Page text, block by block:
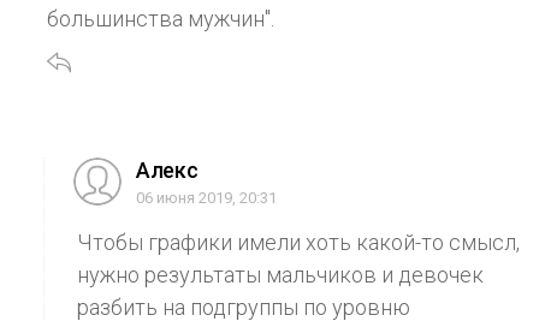
большинства мужчин".
Aлекс
06 июня 2019, 20:31
Чтобы графики имели хоть какой-то смысл,
нужно результаты мальчиков и девочек
разбить на подгруппы по уровню